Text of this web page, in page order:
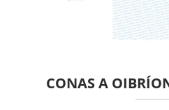
CONAS A